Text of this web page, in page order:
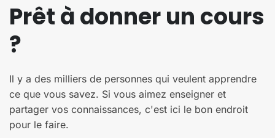
Prêt à donner un cours
?
Il y a des milliers de personnes qui veulent apprendre
ce que vous savez. Si vous aimez enseigner et
partager vos connaissances, c'est ici le bon endroit
pour le faire.